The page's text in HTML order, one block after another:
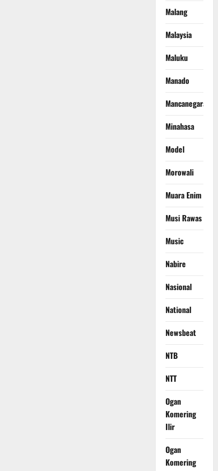
Malang
Malaysia
Maluku
Manado
Mancanegara
Minahasa
Model
Morowali
Muara Enim
Musi Rawas
Music
Nabire
Nasional
National
Newsbeat
NTB
NTT
Ogan
Komering
Ilir
Ogan
Komering